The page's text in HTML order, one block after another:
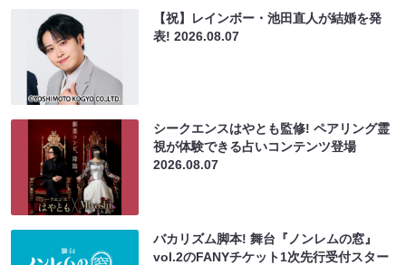
【祝】レインボー・池田直人が結婚を発
表!2026.08.07
シークエンスはやとも監修! ペアリング霊
視が体験できる占いコンテンツ登場
2026.08.07
バカリズム脚本! 舞台『ノンレムの窓』
vol.2のFANYチケット1次先行受付スター